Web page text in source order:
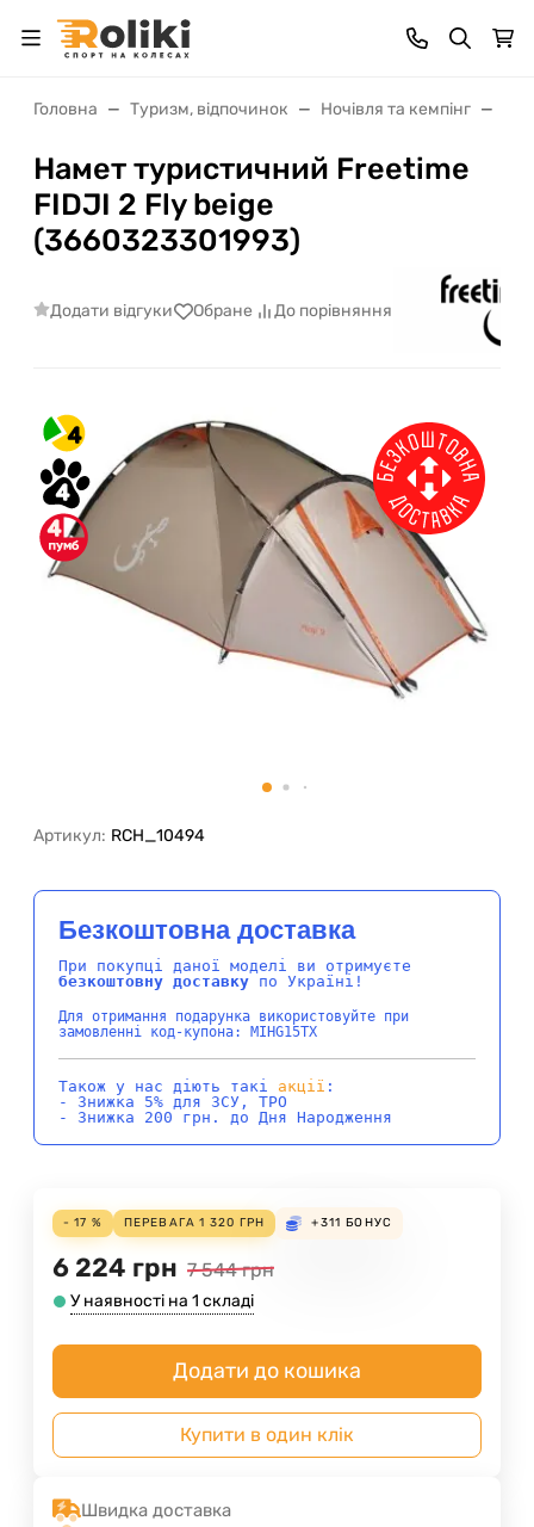
Головна Туризм, відпочинок Ночівля та кемпінг
Намет туристичний Freetime
FIDJI 2 Fly beige
(3660323301993)
Додати відгуки Обране До порівняння
4
4
4
Артикул: RCH_10494
Безкоштовна доставка
При покупці даної моделі ви отримуєте
безкоштовну доставку по Україні!
Для отримання подарунка використовуйте при
замовленні код-купона: MIHG15TX
Також у нас діють такі акції :
- Знижка 5% для ЗСУ, ТРО
- Знижка 200 грн. до Дня Народження
- 17 % ПЕРЕВАГА1 320 ГРН +311 БОНУС
6 224 грн 7 544 грн
У наявності на 1 складі
Додати до кошика
Купити в один клік
Швидка доставка